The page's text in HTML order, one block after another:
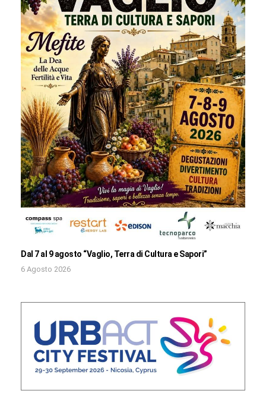
Dal 7 al 9 agosto “Vaglio, Terra di Cultura e Sapori”
6 Agosto 2026